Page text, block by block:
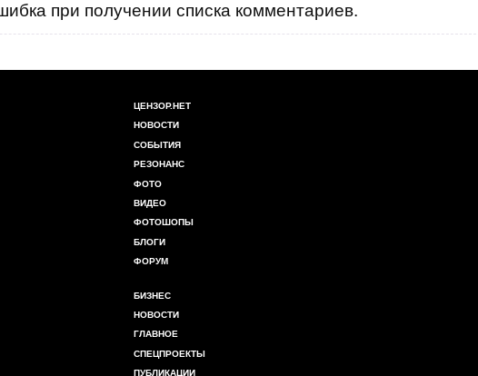
при получении списка комментариев.
ЦЕНЗОР.НЕТ
НОВОСТИ
СОБЫТИЯ
РЕЗОНАНС
ФОТО
ВИДЕО
ФОТОШОПЫ
БЛОГИ
ФОРУМ
БИЗНЕС
НОВОСТИ
ГЛАВНОЕ
СПЕЦПРОЕКТЫ
ПУБЛИКАЦИИ